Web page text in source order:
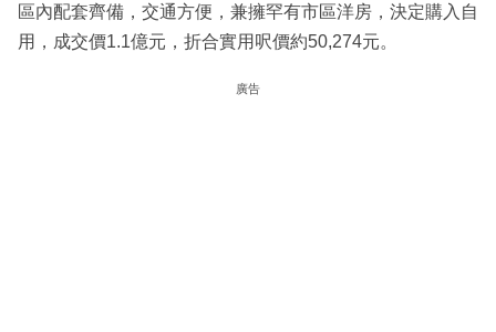
區內配套齊備，交通方便，兼擁罕有市區洋房，決定購入自
用，成交價1.1億元，折合實用呎價約50,274元。
廣告